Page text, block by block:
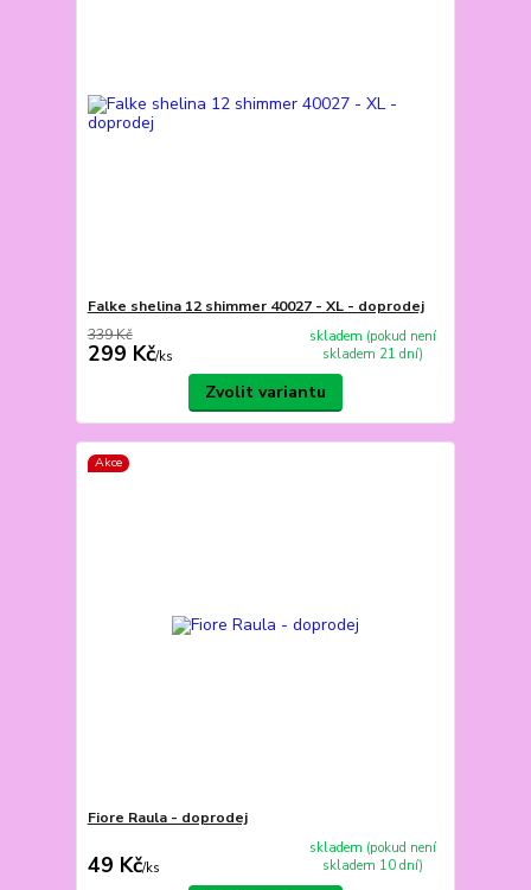
Falke shelina 12 shimmer 40027 - XL - doprodej
339 Kč
299 Kč/ks
skladem (pokud není
skladem 21 dní)
Zvolit variantu
Akce
Fiore Raula - doprodej
49 Kč/ks
skladem (pokud není
skladem 10 dní)